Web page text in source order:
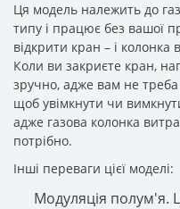
Ця модель належить до
типу і працює без вашої
відкрити кран – і колонка
Коли ви закриєте кран,
зручно, адже вам не треба
щоб увімкнути чи
адже газова колонка
потрібно.
Інші переваги цієї моделі:
Модуляція полум'я.